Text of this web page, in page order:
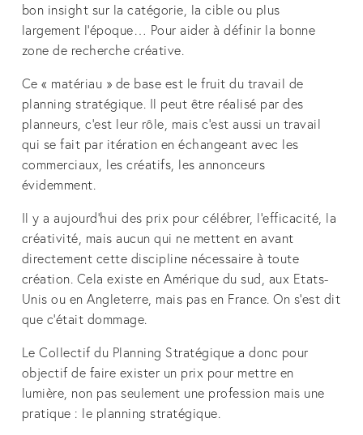
bon insight sur la catégorie, la cible ou plus
largement l’époque… Pour aider à définir la bonne
zone de recherche créative.
Ce « matériau » de base est le fruit du travail de
planning stratégique. Il peut être réalisé par des
planneurs, c’est leur rôle, mais c’est aussi un travail
qui se fait par itération en échangeant avec les
commerciaux, les créatifs, les annonceurs
évidemment.
Il y a aujourd’hui des prix pour célébrer, l’efficacité, la
créativité, mais aucun qui ne mettent en avant
directement cette discipline nécessaire à toute
création. Cela existe en Amérique du sud, aux Etats-
Unis ou en Angleterre, mais pas en France. On s’est dit
que c’était dommage.
Le Collectif du Planning Stratégique a donc pour
objectif de faire exister un prix pour mettre en
lumière, non pas seulement une profession mais une
pratique : le planning stratégique.